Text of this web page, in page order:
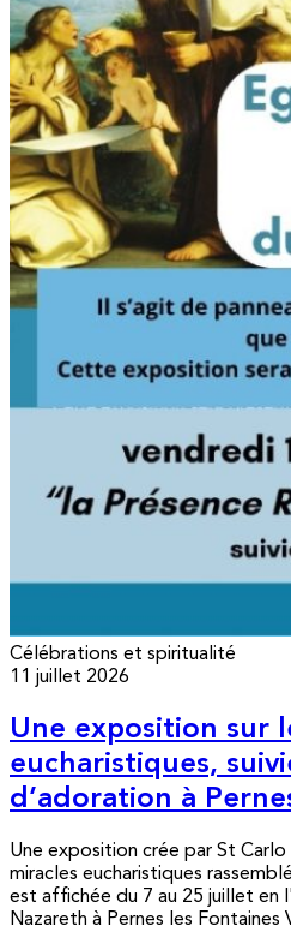
Célébrations et spiritualité
11 juillet 2026
Une exposition sur
eucharistiques,
d’adoration à
Une exposition crée par St
miracles eucharistiques
est affichée du 7 au 25 juillet en
Nazareth à Pernes les Fontaines